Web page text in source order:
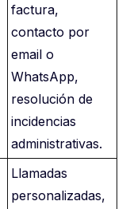
factura,
contacto por
email o
WhatsApp,
resolución de
incidencias
administrativas.
Llamadas
personalizadas,